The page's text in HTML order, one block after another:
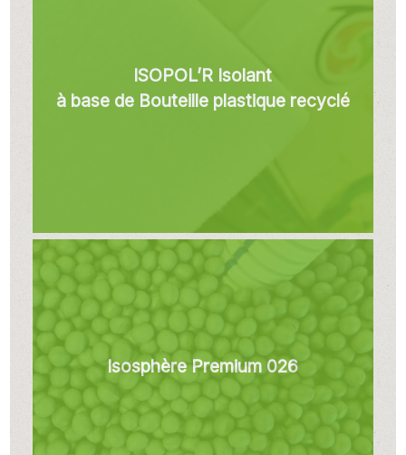
ISOPOL’R Isolant
à base de Bouteille plastique recyclé
Isosphère Premium 026